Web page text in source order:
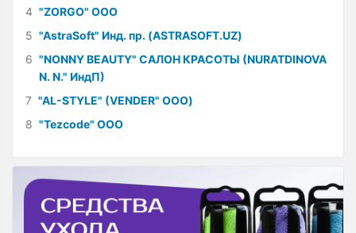
4 "ZORGO" ООО
5 "AstraSoft" Инд. пр. (ASTRASOFT.UZ)
6 "NONNY BEAUTY" САЛОН КРАСОТЫ (NURATDINOVA
N. N." ИндП)
7 "AL-STYLE" (VENDER" ООО)
8 "Tezcode" ООО